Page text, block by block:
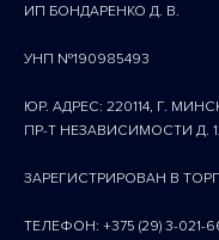
ИП БОНДАРЕНКО Д. В.
УНП №190985493
ЮР. АДРЕС: 220114, Г.
ПР-Т НЕЗАВИСИМОСТИ Д.
ЗАРЕГИСТРИРОВАН В
ТЕЛЕФОН: +375 (29) 3-021-